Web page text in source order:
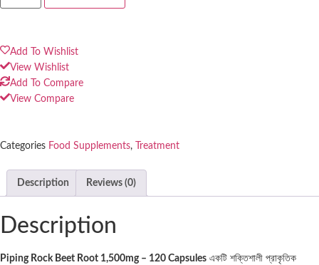
Add To Wishlist
View Wishlist
Add To Compare
View Compare
Categories Food Supplements, Treatment
Description Reviews (0)
Description
Piping Rock Beet Root 1,500mg – 120 Capsules একটি শক্তিশালী প্রাকৃতিক